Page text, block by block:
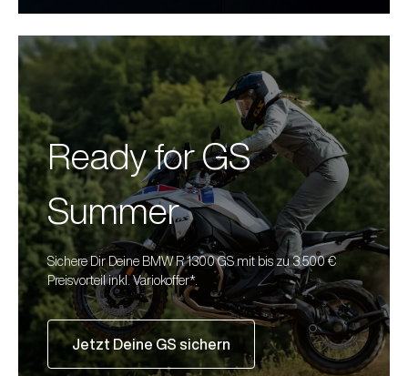
Ready for GS
Summer
Sichere Dir Deine BMW R 1300 GS mit bis zu 3.500 €
Preisvorteil inkl. Variokoffer*.
Jetzt Deine GS sichern